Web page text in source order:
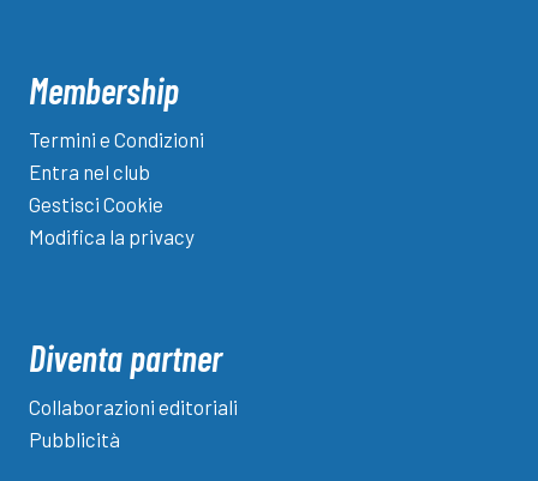
Membership
Termini e Condizioni
Entra nel club
Gestisci Cookie
Modifica la privacy
Diventa partner
Collaborazioni editoriali
Pubblicità